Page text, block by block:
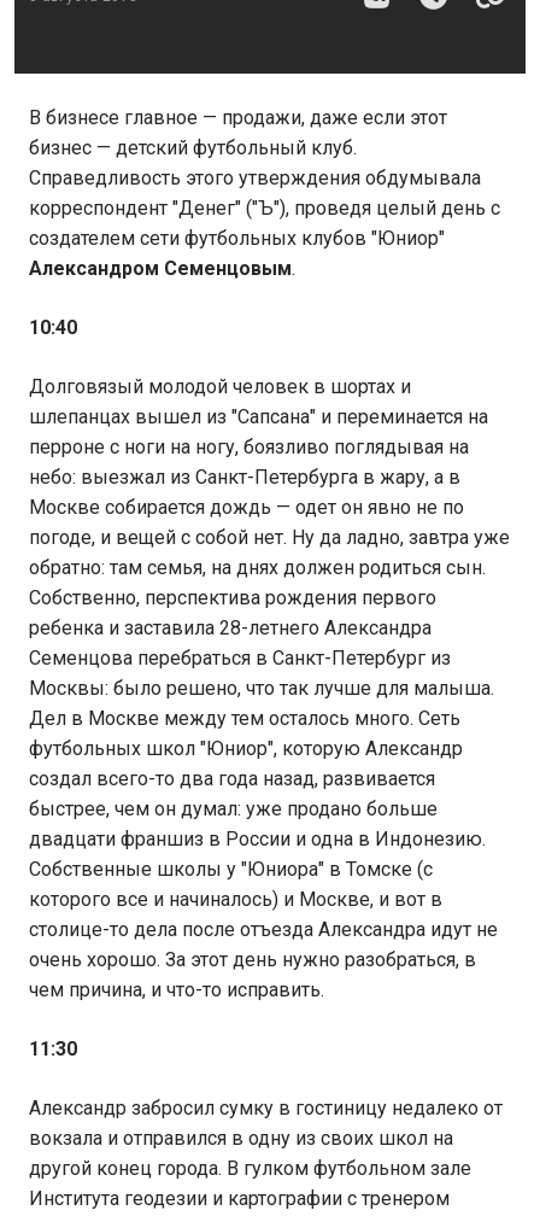
В бизнесе главное — продажи, даже если этот
бизнес — детский футбольный клуб.
Справедливость этого утверждения обдумывала
корреспондент "Денег" ("Ъ"), проведя целый день с
создателем сети футбольных клубов "Юниор"
Александром Семенцовым.
10:40
Долговязый молодой человек в шортах и
шлепанцах вышел из "Сапсана" и переминается на
перроне с ноги на ногу, боязливо поглядывая на
небо: выезжал из Санкт-Петербурга в жару, а в
Москве собирается дождь — одет он явно не по
погоде, и вещей с собой нет. Ну да ладно, завтра уже
обратно: там семья, на днях должен родиться сын.
Собственно, перспектива рождения первого
ребенка и заставила 28-летнего Александра
Семенцова перебраться в Санкт-Петербург из
Москвы: было решено, что так лучше для малыша.
Дел в Москве между тем осталось много. Сеть
футбольных школ "Юниор", которую Александр
создал всего-то два года назад, развивается
быстрее, чем он думал: уже продано больше
двадцати франшиз в России и одна в Индонезию.
Собственные школы у "Юниора" в Томске (с
которого все и начиналось) и Москве, и вот в
столице-то дела после отъезда Александра идут не
очень хорошо. За этот день нужно разобраться, в
чем причина, и что-то исправить.
11:30
Александр забросил сумку в гостиницу недалеко от
вокзала и отправился в одну из своих школ на
другой конец города. В гулком футбольном зале
Института геодезии и картографии с тренером